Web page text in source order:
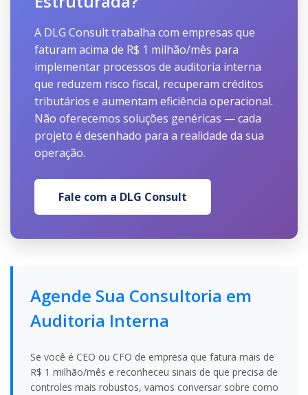
A DLG Consult trabalha com empresas que
faturam acima de R$ 1 milhão/mês para
implementar processos de auditoria interna
que reduzem risco fiscal, recuperam créditos
tributários e aumentam eficiência operacional.
Não oferecemos soluções genéricas — cada
projeto é desenhado para a realidade da sua
operação.
Fale com a DLG Consult
Agende Sua Consultoria em
Auditoria Interna
Se você é CEO ou CFO de empresa que fatura mais de
R$ 1 milhão/mês e reconheceu sinais de que precisa de
controles mais robustos, vamos conversar sobre como